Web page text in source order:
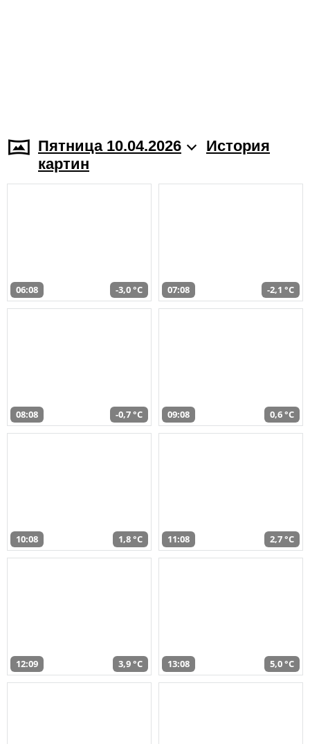
Пятница 10.04.2026
История
картин
06:08 -3,0 °C 07:08 -2,1 °C
08:08 -0,7 °C 09:08 0,6 °C
10:08 1,8 °C 11:08 2,7 °C
12:09 3,9 °C 13:08 5,0 °C